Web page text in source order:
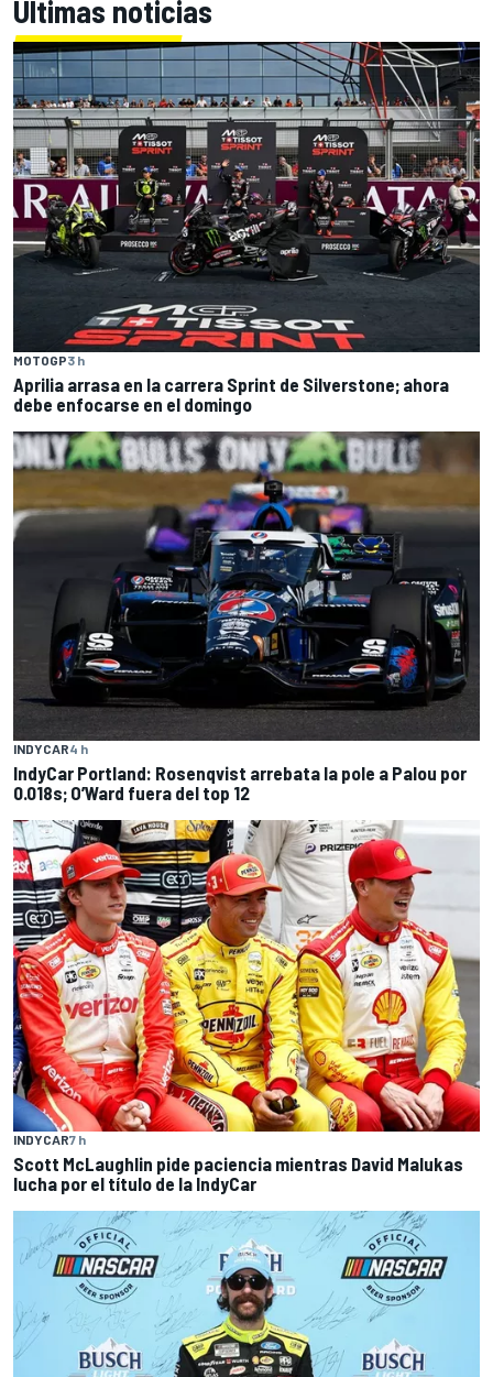
Últimas noticias
MOTOGP3 h
Aprilia arrasa en la carrera Sprint de Silverstone; ahora
debe enfocarse en el domingo
INDYCAR4 h
IndyCar Portland: Rosenqvist arrebata la pole a Palou por
0.018s; O’Ward fuera del top 12
INDYCAR7 h
Scott McLaughlin pide paciencia mientras David Malukas
lucha por el título de la IndyCar